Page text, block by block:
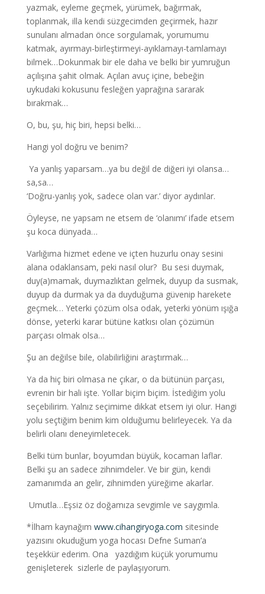
yazmak, eyleme geçmek, yürümek, bağırmak,
toplanmak, illa kendi süzgecimden geçirmek, hazır
sunulanı almadan önce sorgulamak, yorumumu
katmak, ayırmayı-birleştirmeyi-ayıklamayı-tamlamayı
bilmek…Dokunmak bir ele daha ve belki bir yumruğun
açılışına şahit olmak. Açılan avuç içine, bebeğin
uykudaki kokusunu fesleğen yaprağına sararak
bırakmak…
O, bu, şu, hiç biri, hepsi belki…
Hangi yol doğru ve benim?
Ya yanlış yaparsam…ya bu değil de diğeri iyi olansa…
sa,sa…
‘Doğru-yanlış yok, sadece olan var.’ diyor aydınlar.
Öyleyse, ne yapsam ne etsem de ‘olanımı’ ifade etsem
şu koca dünyada…
Varlığıma hizmet edene ve içten huzurlu onay sesini
alana odaklansam, peki nasıl olur? Bu sesi duymak,
duy(a)mamak, duymazlıktan gelmek, duyup da susmak,
duyup da durmak ya da duyduğuma güvenip harekete
geçmek… Yeterki çözüm olsa odak, yeterki yönüm ışığa
dönse, yeterki karar bütüne katkısı olan çözümün
parçası olmak olsa…
Şu an değilse bile, olabilirliğini araştırmak…
Ya da hiç biri olmasa ne çıkar, o da bütünün parçası,
evrenin bir hali işte. Yollar biçim biçim. İstediğim yolu
seçebilirim. Yalnız seçimime dikkat etsem iyi olur. Hangi
yolu seçtiğim benim kim olduğumu belirleyecek. Ya da
belirli olanı deneyimletecek.
Belki tüm bunlar, boyumdan büyük, kocaman laflar.
Belki şu an sadece zihnimdeler. Ve bir gün, kendi
zamanımda an gelir, zihnimden yüreğime akarlar.
Umutla…Eşsiz öz doğamıza sevgimle ve saygımla.
*İlham kaynağım www.cihangiryoga.com sitesinde
yazısını okuduğum yoga hocası Defne Suman’a
teşekkür ederim. Ona yazdığım küçük yorumumu
genişleterek sizlerle de paylaşıyorum.